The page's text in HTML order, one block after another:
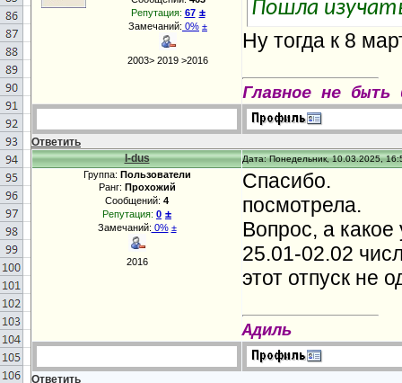
Репутация: 67 ±
Замечаний: 0% ±
2003> 2019 >2016
Пошла
Ну тогда к 8
Главное не быть
Ответить
l-dus
Дата: Понедельник, 10.03.2025,
Группа: Пользователи
Ранг: Прохожий
Сообщений: 4
Репутация: 0 ±
Замечаний: 0% ±
2016
Спасибо.
посмотрела.
Вопрос, а
25.01-02.02
этот отпуск не
Адиль
Ответить